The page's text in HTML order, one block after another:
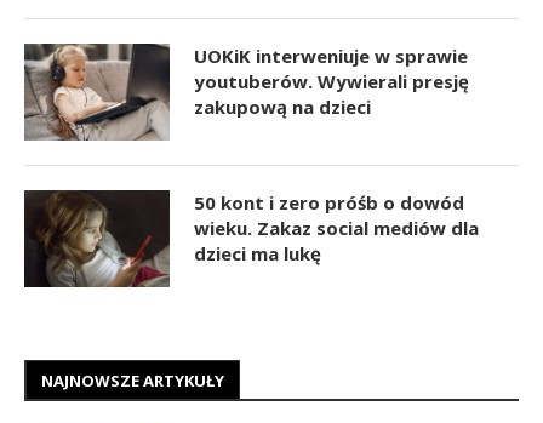
UOKiK interweniuje w sprawie
youtuberów. Wywierali presję
zakupową na dzieci
50 kont i zero próśb o dowód
wieku. Zakaz social mediów dla
dzieci ma lukę
NAJNOWSZE ARTYKUŁY